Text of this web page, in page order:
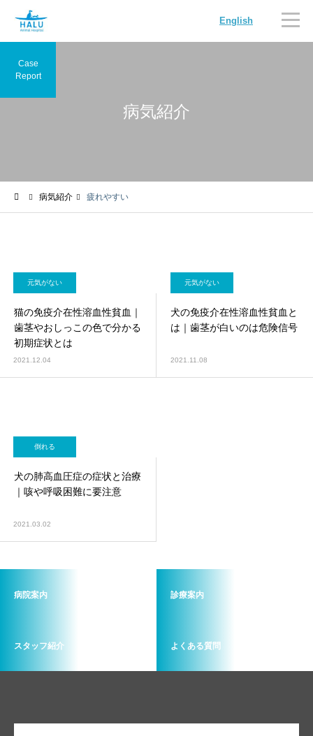
English
画像診断科 軟部外科
病気紹介
Case
Report
病気紹介 疲れやすい
元気がない
猫の免疫介在性溶血性貧血｜
歯茎やおしっこの色で分かる
初期症状とは
2021.12.04
元気がない
犬の免疫介在性溶血性貧血と
は｜歯茎が白いのは危険信号
2021.11.08
倒れる
犬の肺高血圧症の症状と治療
｜咳や呼吸困難に要注意
2021.03.02
病院案内 診療案内
スタッフ紹介 よくある質問